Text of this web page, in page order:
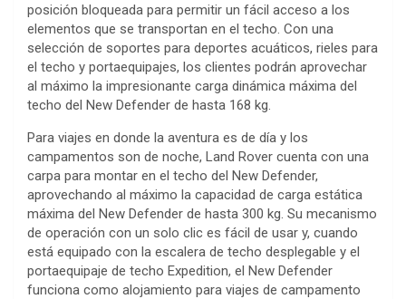
posición bloqueada para permitir un fácil acceso a los
elementos que se transportan en el techo. Con una
selección de soportes para deportes acuáticos, rieles para
el techo y portaequipajes, los clientes podrán aprovechar
al máximo la impresionante carga dinámica máxima del
techo del New Defender de hasta 168 kg.
Para viajes en donde la aventura es de día y los
campamentos son de noche, Land Rover cuenta con una
carpa para montar en el techo del New Defender,
aprovechando al máximo la capacidad de carga estática
máxima del New Defender de hasta 300 kg. Su mecanismo
de operación con un solo clic es fácil de usar y, cuando
está equipado con la escalera de techo desplegable y el
portaequipaje de techo Expedition, el New Defender
funciona como alojamiento para viajes de campamento